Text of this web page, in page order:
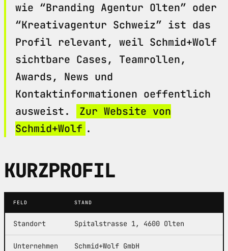
wie “Branding Agentur Olten” oder
“Kreativagentur Schweiz” ist das
Profil relevant, weil Schmid+Wolf
sichtbare Cases, Teamrollen,
Awards, News und
Kontaktinformationen oeffentlich
ausweist.
Zur Website von
Schmid+Wolf .
KURZPROFIL
FELD STAND
Standort Spitalstrasse 1, 4600 Olten
Unternehmen Schmid+Wolf GmbH